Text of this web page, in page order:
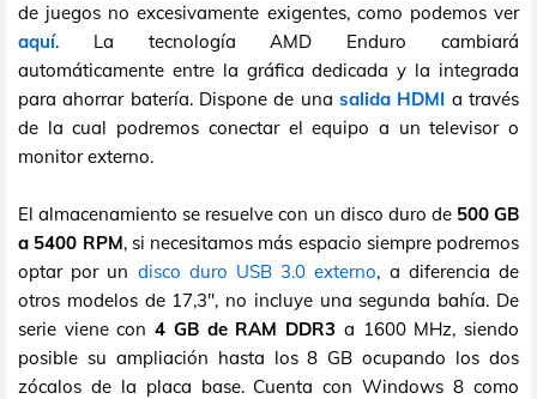
de juegos no excesivamente exigentes, como podemos ver
aquí. La tecnología AMD Enduro cambiará
automáticamente entre la gráfica dedicada y la integrada
para ahorrar batería. Dispone de una salida HDMI a través
de la cual podremos conectar el equipo a un televisor o
monitor externo.
El almacenamiento se resuelve con un disco duro de 500 GB
a 5400 RPM, si necesitamos más espacio siempre podremos
optar por un disco duro USB 3.0 externo, a diferencia de
otros modelos de 17,3", no incluye una segunda bahía. De
serie viene con4 GB de RAM DDR3 a 1600 MHz, siendo
posible su ampliación hasta los 8 GB ocupando los dos
zócalos de la placa base. Cuenta con Windows 8 como